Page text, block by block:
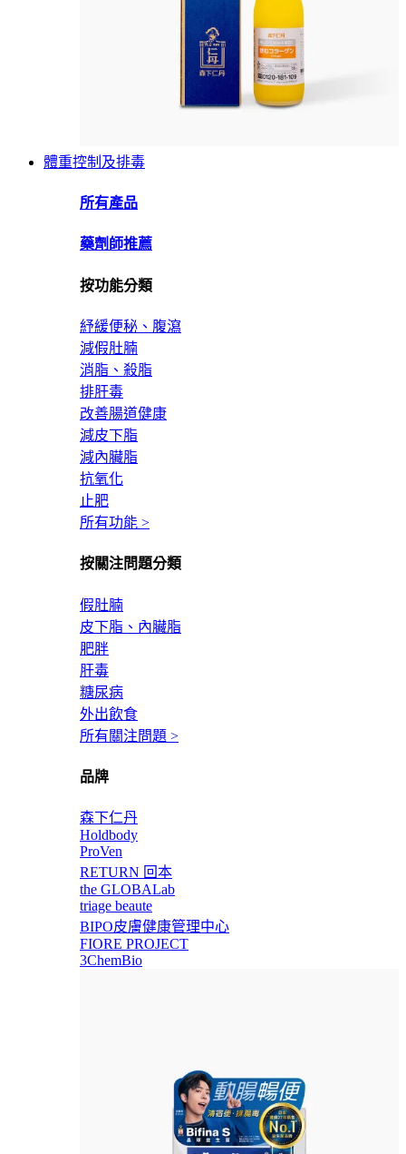
體重控制及排毒
所有產品
藥劑師推薦
按功能分類
紓緩便秘、腹瀉
減假肚腩
消脂、殺脂
排肝毒
改善腸道健康
減皮下脂
減內臟脂
抗氧化
止肥
所有功能 >
按關注問題分類
假肚腩
皮下脂、內臟脂
肥胖
肝毒
糖尿病
外出飲食
所有關注問題 >
品牌
森下仁丹
Holdbody
ProVen
RETURN 回本
the GLOBALab
triage beaute
BIPO皮膚健康管理中心
FIORE PROJECT
3ChemBio